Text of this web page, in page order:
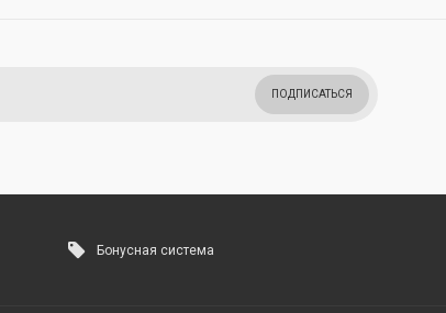
ПОДПИСАТЬСЯ
Бонусная система